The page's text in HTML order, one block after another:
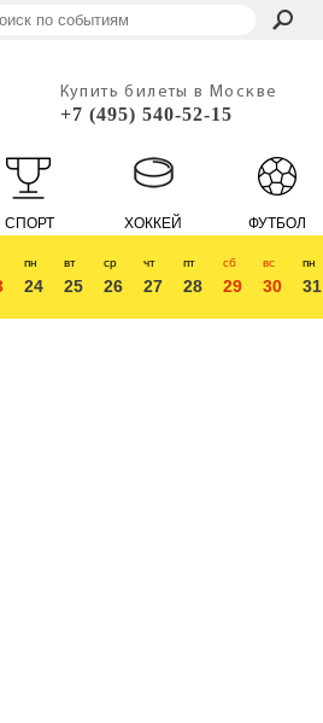
Купить билеты в Москве
+7 (495) 540-52-15
СПОРТ ХОККЕЙ ФУТБОЛ
пн
24
вт
25
ср
26
чт
27
пт
28
сб
29
вс
30
пн
31